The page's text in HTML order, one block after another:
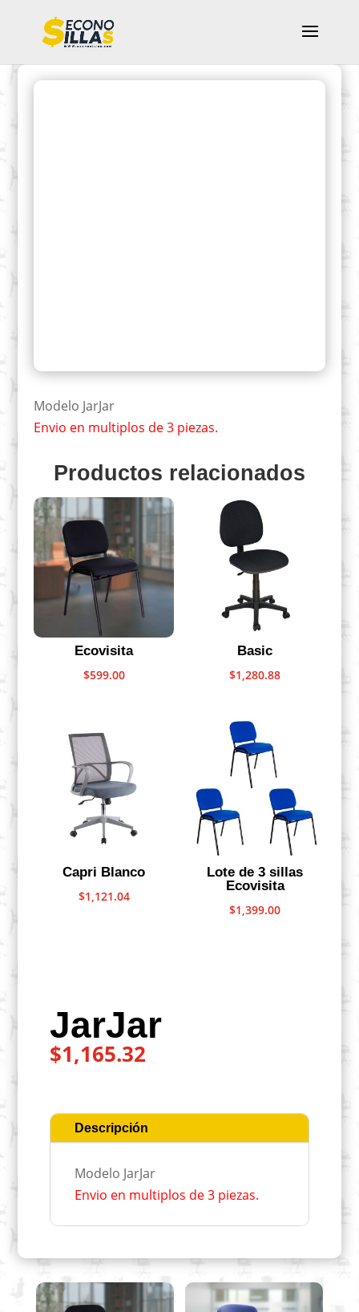
Modelo JarJar
Envio en multiplos de 3 piezas.
Productos relacionados
Ecovisita
$599.00
Basic
$1,280.88
Capri Blanco
$1,121.04
Lote de 3 sillas
Ecovisita
$1,399.00
JarJar
$1,165.32
Descripción
Modelo JarJar
Envio en multiplos de 3 piezas.